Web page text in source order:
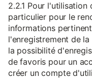
2.2.1 Pour
particulier pour le
informations
l'enregistrement de
la possibilité
de favoris pour un
créer un compte